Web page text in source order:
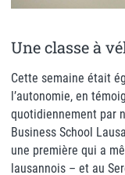
Une classe à
Cette semaine était
l’autonomie, en
quotidiennement par
Business School
une première qui a
lausannois – et au